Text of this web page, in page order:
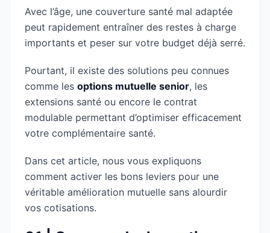
Avec l’âge, une couverture santé mal adaptée
peut rapidement entraîner des restes à charge
importants et peser sur votre budget déjà serré.
Pourtant, il existe des solutions peu connues
comme les options mutuelle senior, les
extensions santé ou encore le contrat
modulable permettant d’optimiser efficacement
votre complémentaire santé.
Dans cet article, nous vous expliquons
comment activer les bons leviers pour une
véritable amélioration mutuelle sans alourdir
vos cotisations.